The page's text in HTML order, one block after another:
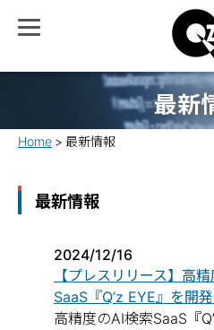
最新
Home 最新情報
最新情報
2024/12/16
【プレスリリース】高
SaaS『Q’z EYE』を開
高精度のAI検索SaaS『